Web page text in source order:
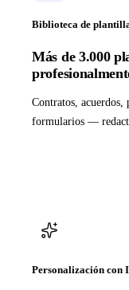
Biblioteca de
Más de 3.000
Contratos, acuerdos,
formularios —
Personalización con